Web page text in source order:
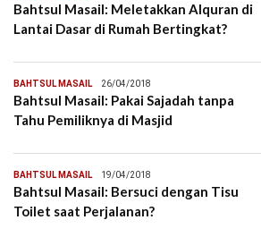
Bahtsul Masail: Meletakkan Alquran di
Lantai Dasar di Rumah Bertingkat?
BAHTSUL MASAIL 26/04/2018
Bahtsul Masail: Pakai Sajadah tanpa
Tahu Pemiliknya di Masjid
BAHTSUL MASAIL 19/04/2018
Bahtsul Masail: Bersuci dengan Tisu
Toilet saat Perjalanan?